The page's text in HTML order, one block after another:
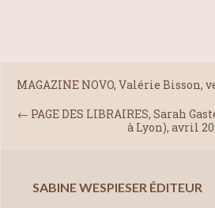
MAGAZINE NOVO, Valérie Bisson,
← PAGE DES LIBRAIRES, Sarah
à Lyon), avril
SABINE WESPIESER ÉDITEUR